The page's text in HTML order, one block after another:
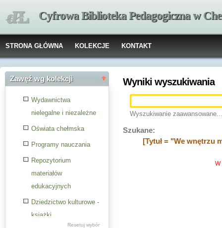
Cyfrowa Biblioteka Pedagogiczna w
STRONA GŁÓWNA KOLEKCJE KONTAKT
Zawęź wg kolekcji
Wydawnictwa
nielegalne i niezależne
Oświata chełmska
Programy nauczania
Repozytorium
materiałów
edukacyjnych
Dziedzictwo kulturowe -
książki
Resetuj wybór
Wyniki wyszukiwania
Wyszukiwanie zaawansowane...
Szukane:
[Tytuł = "We wnętrzu
W